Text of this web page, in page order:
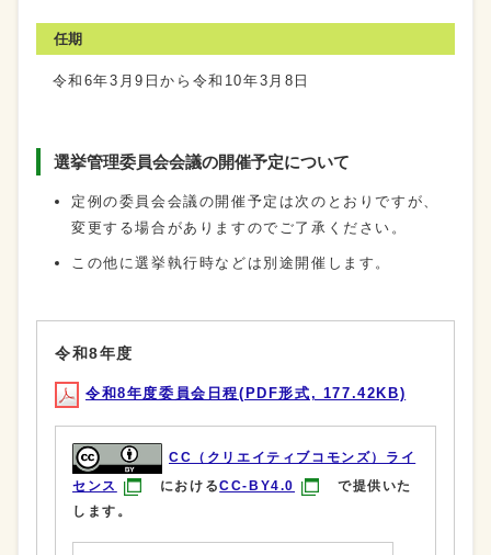
任期
令和6年3月9日から令和10年3月8日
選挙管理委員会会議の開催予定について
定例の委員会会議の開催予定は次のとおりですが、
変更する場合がありますのでご了承ください。
この他に選挙執行時などは別途開催します。
令和8年度
令和8年度委員会日程(PDF形式, 177.42KB)
CC（クリエイティブコモンズ）ライ
センス
におけるCC-BY4.0
で提供いた
します。